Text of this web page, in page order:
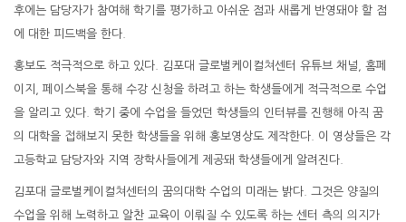
후에는 담당자가 참여해 학기를 평가하고 아쉬운 점과 새롭게 반영돼야 할 점
에 대한 피드백을 한다.
홍보도 적극적으로 하고 있다. 김포대 글로벌케이컬쳐센터 유튜브 채널, 홈페
이지, 페이스북을 통해 수강 신청을 하려고 하는 학생들에게 적극적으로 수업
을 알리고 있다. 학기 중에 수업을 들었던 학생들의 인터뷰를 진행해 아직 꿈
의 대학을 접해보지 못한 학생들을 위해 홍보영상도 제작한다. 이 영상들은 각
고등학교 담당자와 지역 장학사들에게 제공돼 학생들에게 알려진다.
김포대 글로벌케이컬쳐센터의 꿈의대학 수업의 미래는 밝다. 그것은 양질의
수업을 위해 노력하고 알찬 교육이 이뤄질 수 있도록 하는 센터 측의 의지가